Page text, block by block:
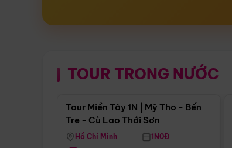
TOUR TRONG NƯỚC
Điểm nổi bật
Tour Miền Tây 1N | Mỹ Tho - Bến
Tre - Cù Lao Thới Sơn
Hồ Chí Minh 1N0Đ